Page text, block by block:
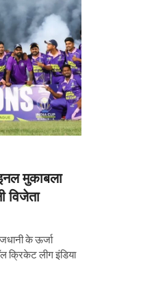
मुकाबला
विजेता
के ऊर्जा
क्रिकेट लीग इंडिया